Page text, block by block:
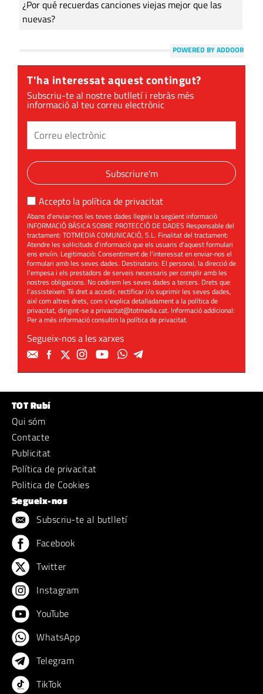
¿Por qué recuerdas canciones viejas mejor que las
nuevas?
POWERED BY ADDOOR
T'ha interessat aquest contingut?
Subscriu-te al nostre butlletí i rebràs més
informació al teu correu electrònic
Subscriure'm
Accepto la política de privacitat
Abans d'enviar-nos les teves dades llegeix la següent informació
INFORMACIÓ BÀSICA SOBRE PROTECCIÓ DE DADES Responsable del
tractament: TOTMEDIA COMUNICACIÓ, S.L. Finalitat del tractament:
Atendre les sol·licituds d'informació que els usuaris d'aquest formulari
ens enviïn. Legitimació: Consentiment de l'interessat en enviar-nos el
formulari amb les seves dades. Destinataris: El personal, la direcció de
l'empesa i els prestadors de serveis necessaris per complir amb les
nostres obligacions. No cedirem les seves dades a tercers. Drets que
l'assisteixen: Té dret a accedir, rectificar i/o suprimir les seves dades,
així com altres drets, com s'explica detalladament a la política de
privacitat, dirigint-se aprivacitat@totmedia.cat. Informació addicional:
Per a més informació consultin lapolítica de privacitat.
Segueix-nos a les xarxes
TOT Rubí
Qui sóm
Contacte
Publicitat
Política de privacitat
Politica de Cookies
Segueix-nos
Subscriu-te al butlletí
Facebook
Twitter
Instagram
YouTube
WhatsApp
Telegram
TikTok